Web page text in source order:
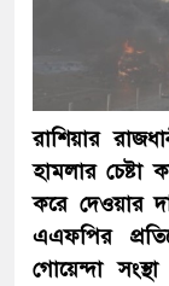
রাশিয়ার
হামলার
করে দেওয়ার
এএফপির
গোয়েন্দা